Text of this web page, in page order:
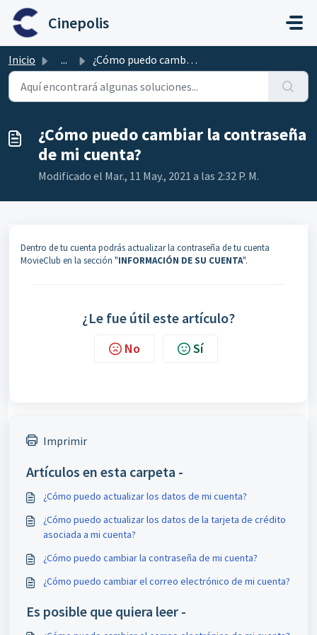
Ir al contenido principal
Cinepolis
Inicio ... ¿Cómo puedo cambiar la contraseña de mi cuenta?
¿Cómo puedo cambiar la contraseña
de mi cuenta?
Modificado el Mar., 11 May., 2021 a las 2:32 P. M.
Dentro de tu cuenta podrás actualizar la contraseña de tu cuenta
MovieClub en la sección "INFORMACIÓN DE SU CUENTA".
¿Le fue útil este artículo?
No Sí
Imprimir
Artículos en esta carpeta -
¿Cómo puedo actualizar los datos de mi cuenta?
¿Cómo puedo actualizar los datos de la tarjeta de crédito
asociada a mi cuenta?
¿Cómo puedo cambiar la contraseña de mi cuenta?
¿Cómo puedo cambiar el correo electrónico de mi cuenta?
Es posible que quiera leer -